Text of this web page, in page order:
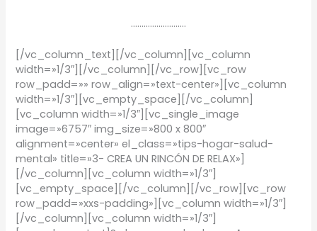
……………………..
[/vc_column_text][/vc_column][vc_column
width=»1/3″][/vc_column][/vc_row][vc_row
row_padd=»» row_align=»text-center»][vc_column
width=»1/3″][vc_empty_space][/vc_column]
[vc_column width=»1/3″][vc_single_image
image=»6757″ img_size=»800 x 800″
alignment=»center» el_class=»tips-hogar-salud-
mental» title=»3- CREA UN RINCÓN DE RELAX»]
[/vc_column][vc_column width=»1/3″]
[vc_empty_space][/vc_column][/vc_row][vc_row
row_padd=»xxs-padding»][vc_column width=»1/3″]
[/vc_column][vc_column width=»1/3″]